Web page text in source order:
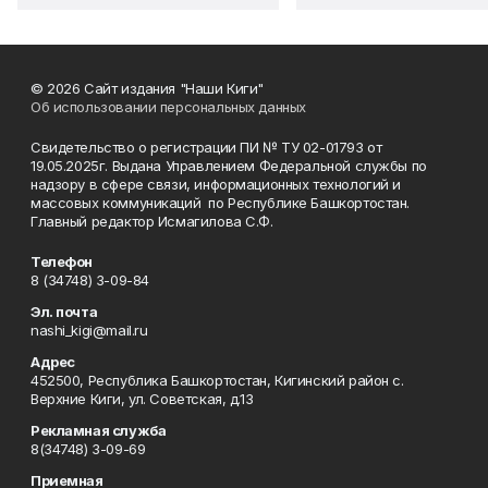
© 2026 Сайт издания "Наши Киги"
Об использовании персональных данных
Свидетельство о регистрации ПИ № ТУ 02-01793 от
19.05.2025г. Выдана Управлением Федеральной службы по
надзору в сфере связи, информационных технологий и
массовых коммуникаций по Республике Башкортостан.
Главный редактор Исмагилова С.Ф.
Телефон
8 (34748) 3-09-84
Эл. почта
nashi_kigi@mail.ru
Адрес
452500, Республика Башкортостан, Кигинский район с.
Верхние Киги, ул. Советская, д.13
Рекламная служба
8(34748) 3-09-69
Приемная